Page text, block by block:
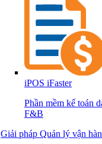
iPOS iFaster
Phần mềm kế toán
F&B
Giải pháp Quản lý vận